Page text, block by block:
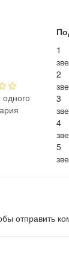
одного
1
2
3
4
5
отправить